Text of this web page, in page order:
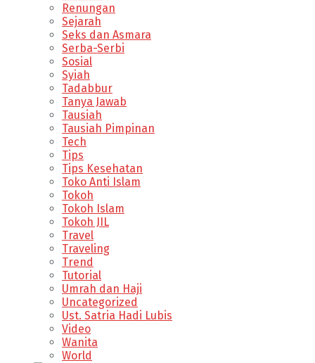
Renungan
Sejarah
Seks dan Asmara
Serba-Serbi
Sosial
Syiah
Tadabbur
Tanya Jawab
Tausiah
Tausiah Pimpinan
Tech
Tips
Tips Kesehatan
Toko Anti Islam
Tokoh
Tokoh Islam
Tokoh JIL
Travel
Traveling
Trend
Tutorial
Umrah dan Haji
Uncategorized
Ust. Satria Hadi Lubis
Video
Wanita
World